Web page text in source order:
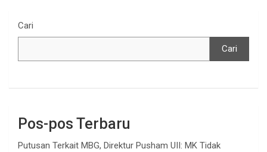
Cari
Cari
Pos-pos Terbaru
Putusan Terkait MBG, Direktur Pusham UII: MK Tidak